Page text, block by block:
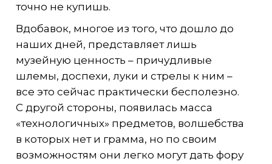
точно не купишь.
Вдобавок, многое из того, что дошло до
наших дней, представляет лишь
музейную ценность – причудливые
шлемы, доспехи, луки и стрелы к ним –
все это сейчас практически бесполезно.
С другой стороны, появилась масса
«технологичных» предметов, волшебства
в которых нет и грамма, но по своим
возможностям они легко могут дать фору